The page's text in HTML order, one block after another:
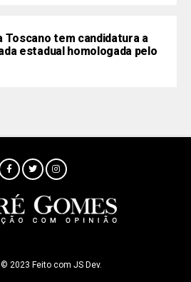
Toscano tem candidatura a
estadual homologada pelo
2023 Feito com JS Dev.